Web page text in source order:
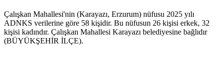
Çalışkan Mahallesi'nin (Karayazı, Erzurum) nüfusu 2025 yılı
ADNKS verilerine göre 58 kişidir. Bu nüfusun 26 kişisi erkek, 32
kişisi kadındır. Çalışkan Mahallesi Karayazı belediyesine bağlıdır
(BÜYÜKŞEHİR İLÇE).